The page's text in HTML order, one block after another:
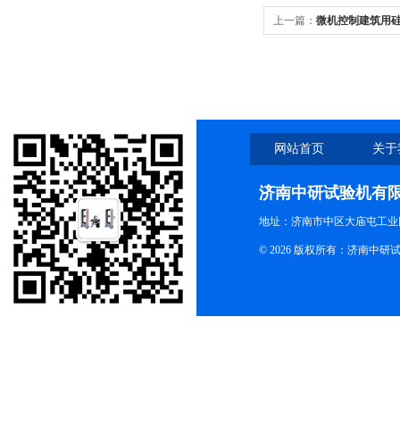
上一篇： 微机控制建筑用
网站首页 关
济南中研试验机有
地址：济南市中区大庙屯工
© 2026 版权所有：济南中研